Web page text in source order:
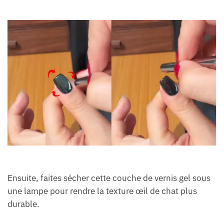
Ensuite, faites sécher cette couche de vernis gel sous
une lampe pour rendre la texture œil de chat plus
durable.